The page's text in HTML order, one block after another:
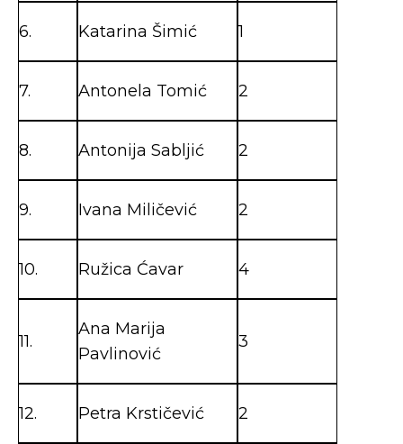
6. Katarina Šimić 1
7. Antonela Tomić 2
8. Antonija Sabljić 2
9. Ivana Miličević 2
10. Ružica Ćavar 4
11.
Ana Marija
Pavlinović
3
12. Petra Krstičević 2